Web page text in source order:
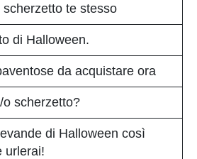
scherzetto te stesso
di Halloween.
da acquistare ora
o scherzetto?
di Halloween così
urlerai!